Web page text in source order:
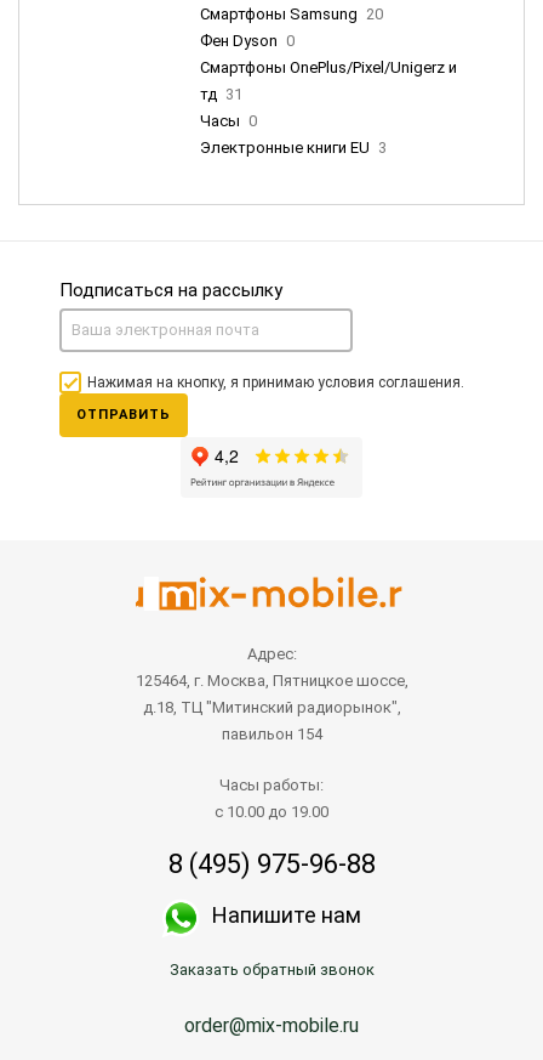
Смартфоны Samsung 20
Фен Dyson 0
Смартфоны OnePlus/Pixel/Unigerz и
тд 31
Часы 0
Электронные книги EU 3
Подписаться на рассылку
Нажимая на кнопку, я принимаю условия соглашения.
ОТПРАВИТЬ
Адрес:
125464, г. Москва, Пятницкое шоссе,
д.18, ТЦ "Митинский радиорынок",
павильон 154
Часы работы:
с 10.00 до 19.00
8 (495) 975-96-88
Напишите нам
Заказать обратный звонок
order@mix-mobile.ru